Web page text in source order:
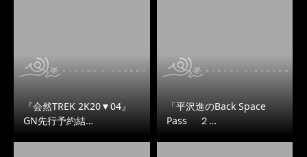
『会然TREK 2K20▼04』
GN先行予約結…
「平沢進のBack Space
Pass ２…